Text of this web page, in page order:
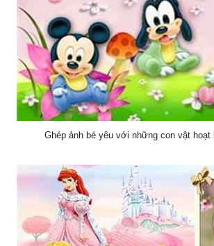
Ghép ảnh bé yêu với những con vật hoạt